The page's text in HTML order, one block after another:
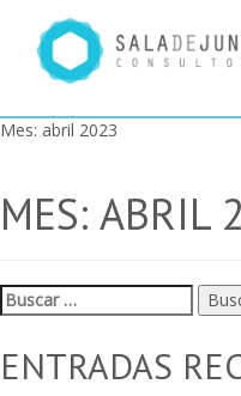
Mes: abril 2023
MES: ABRIL
Buscar:
ENTRADAS